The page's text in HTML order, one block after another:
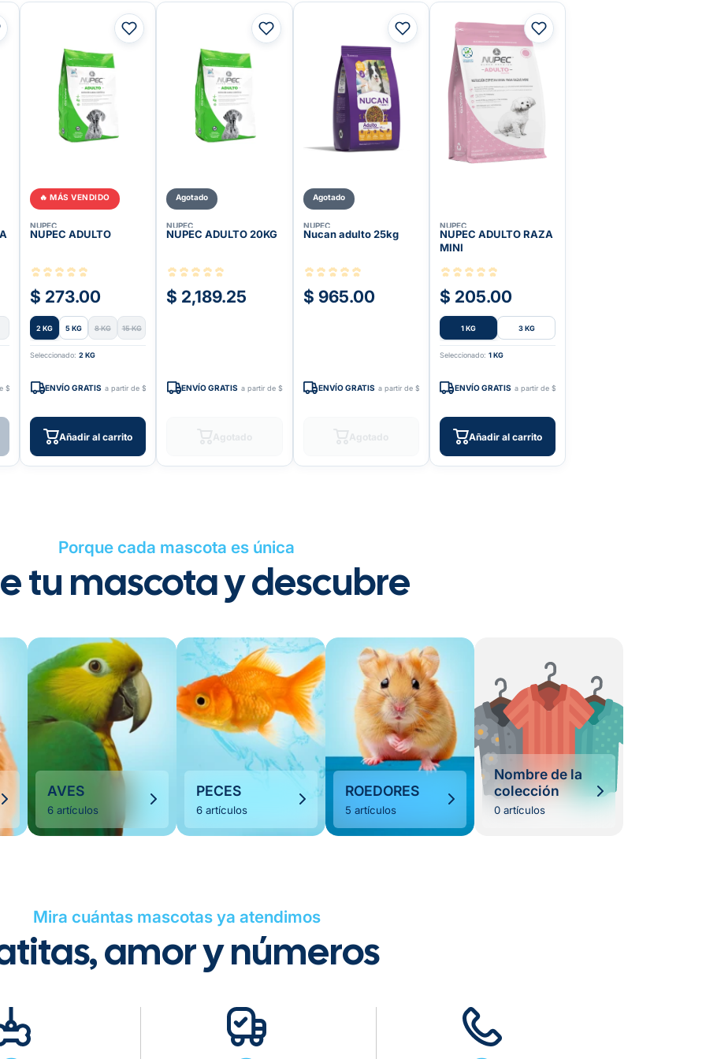
$599
🔥 MÁS VENDIDO
NUPEC
NUPEC ADULTO
$ 273.00
2 KG 5 KG 8 KG 15 KG
Seleccionado:2 KG
ENVÍO GRATIS a partir de $599
Añadir al carrito
Agotado
NUPEC
NUPEC ADULTO 20KG
$ 2,189.25
ENVÍO GRATIS a partir de $599
Agotado
NUPEC
Nucan adulto 25kg
$ 965.00
ENVÍO GRATIS a partir de $599
NUPEC
NUPEC ADULTO RAZA
MINI
$ 205.00
1 KG 3 KG
Seleccionado: 1 KG
ENVÍO GRATIS a partir de $599
Añadir al carrito
Porque cada mascota es única
tu mascota y descubre
AVES
6 artículos
PECES
6 artículos
ROEDORES
5 artículos
Nombre de la
colección
0 artículos
Mira cuántas mascotas ya atendimos
amor y números